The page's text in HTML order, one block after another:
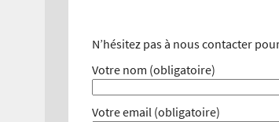
N’hésitez pas à nous contacter
Votre nom (obligatoire)
Votre email (obligatoire)